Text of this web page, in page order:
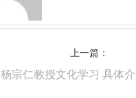
上一篇：
杨宗仁教授文化学习 具体介